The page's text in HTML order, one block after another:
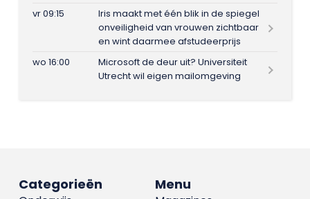
vr 09:15
Iris maakt met één blik in de spiegel
onveiligheid van vrouwen zichtbaar
en wint daarmee afstudeerprijs
wo 16:00
Microsoft de deur uit? Universiteit
Utrecht wil eigen mailomgeving
Menu
Categorieën